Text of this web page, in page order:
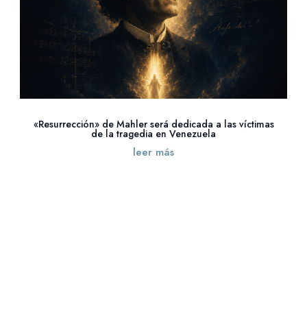
«Resurrección» de Mahler será dedicada a las víctimas
de la tragedia en Venezuela
leer más